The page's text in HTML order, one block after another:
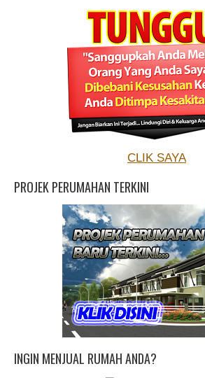
CLIK SAYA
PROJEK PERUMAHAN TERKINI
INGIN MENJUAL RUMAH ANDA?